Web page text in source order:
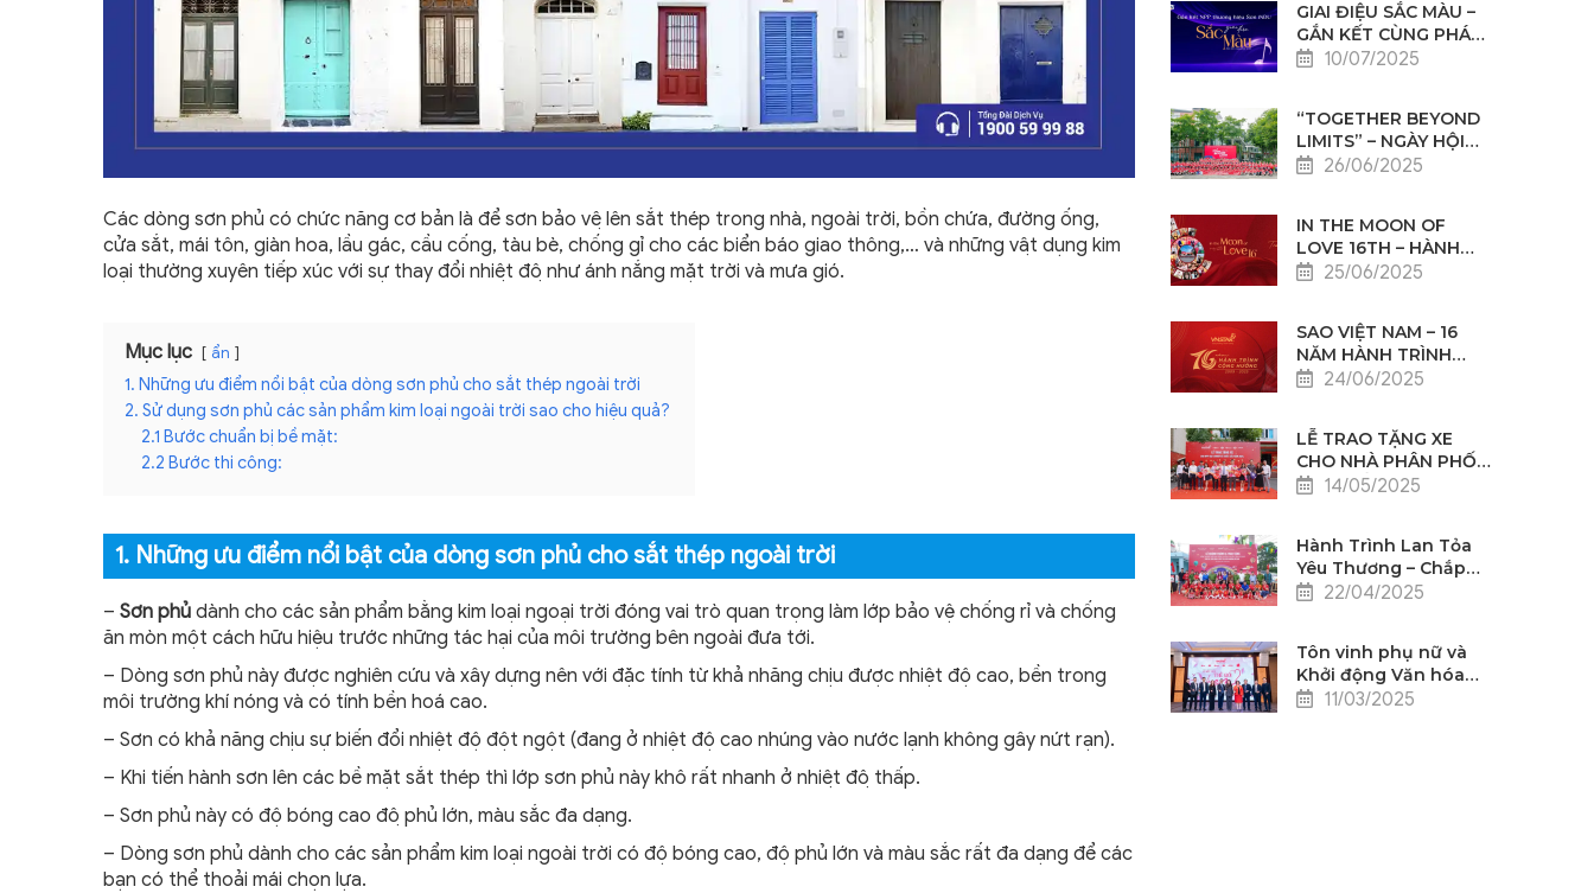
Các dòng sơn phủ có chức năng cơ bản là để sơn bảo vệ lên sắt thép trong nhà, ngoài trời, bồn chứa, đường ống,
cửa sắt, mái tôn, giàn hoa, lầu gác, cầu cống, tàu bè, chống gỉ cho các biển báo giao thông,… và những vật dụng kim
loại thường xuyên tiếp xúc với sự thay đổi nhiệt độ như ánh nắng mặt trời và mưa gió.
Mục lục ẩn
1. Những ưu điểm nổi bật của dòng sơn phủ cho sắt thép ngoài trời
2. Sử dụng sơn phủ các sản phẩm kim loại ngoài trời sao cho hiệu quả? ​
2.1 Bước chuẩn bị bề mặt:
2.2 Bước thi công:
1. Những ưu điểm nổi bật của dòng sơn phủ cho sắt thép ngoài trời
– Sơn phủ dành cho các sản phẩm bằng kim loại ngoại trời đóng vai trò quan trọng làm lớp bảo vệ chống rỉ và chống
ăn mòn một cách hữu hiệu trước những tác hại của môi trường bên ngoài đưa tới.
– Dòng sơn phủ này được nghiên cứu và xây dựng nên với đặc tính từ khả nhăng chịu được nhiệt độ cao, bền trong
môi trường khí nóng và có tính bền hoá cao.
– Sơn có khả năng chịu sự biến đổi nhiệt độ đột ngột (đang ở nhiệt độ cao nhúng vào nước lạnh không gây nứt rạn).
– Khi tiến hành sơn lên các bề mặt sắt thép thì lớp sơn phủ này khô rất nhanh ở nhiệt độ thấp.
– Sơn phủ này có độ bóng cao độ phủ lớn, màu sắc đa dạng.
– Dòng sơn phủ dành cho các sản phẩm kim loại ngoài trời có độ bóng cao, độ phủ lớn và màu sắc rất đa dạng để các
bạn có thể thoải mái chọn lựa.
GIAI ĐIỆU SẮC MÀU –
GẮN KẾT CÙNG PHÁT
TRIỂN10/07/2025
“TOGETHER BEYOND
LIMITS” – NGÀY HỘI
THAO CHÀO MỪNG KỶ
26/06/2025
IN THE MOON OF
LOVE 16TH – HÀNH
TRÌNH TRI ÂN 5N4Đ
25/06/2025
SAO VIỆT NAM – 16
NĂM HÀNH TRÌNH
CỘNG HƯỞNG
24/06/2025
LỄ TRAO TẶNG XE
CHO NHÀ PHÂN PHỐI
XUẤT SẮC 2024
14/05/2025
Hành Trình Lan Tỏa
Yêu Thương – Chắp
Cánh Ước Mơ Tương
22/04/2025
Tôn vinh phụ nữ và
Khởi động Văn hóa
Doanh nghiệp 2025
11/03/2025